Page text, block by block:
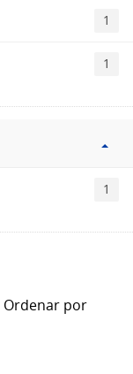
1
1
1
Ordenar por